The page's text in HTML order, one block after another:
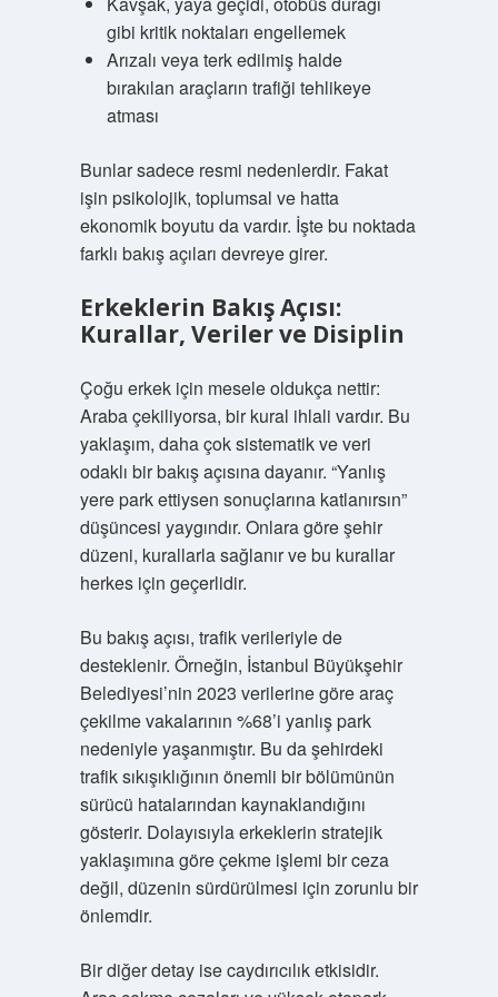
gibi kritik noktaları engellemek
Arızalı veya terk edilmiş halde
bırakılan araçların trafiği tehlikeye
atması
Bunlar sadece resmi nedenlerdir. Fakat
işin psikolojik, toplumsal ve hatta
ekonomik boyutu da vardır. İşte bu noktada
farklı bakış açıları devreye girer.
Erkeklerin Bakış Açısı:
Kurallar, Veriler ve Disiplin
Çoğu erkek için mesele oldukça nettir:
Araba çekiliyorsa, bir kural ihlali vardır. Bu
yaklaşım, daha çok sistematik ve veri
odaklı bir bakış açısına dayanır. “Yanlış
yere park ettiysen sonuçlarına katlanırsın”
düşüncesi yaygındır. Onlara göre şehir
düzeni, kurallarla sağlanır ve bu kurallar
herkes için geçerlidir.
Bu bakış açısı, trafik verileriyle de
desteklenir. Örneğin, İstanbul Büyükşehir
Belediyesi’nin 2023 verilerine göre araç
çekilme vakalarının %68’i yanlış park
nedeniyle yaşanmıştır. Bu da şehirdeki
trafik sıkışıklığının önemli bir bölümünün
sürücü hatalarından kaynaklandığını
gösterir. Dolayısıyla erkeklerin stratejik
yaklaşımına göre çekme işlemi bir ceza
değil, düzenin sürdürülmesi için zorunlu bir
önlemdir.
Bir diğer detay ise caydırıcılık etkisidir.